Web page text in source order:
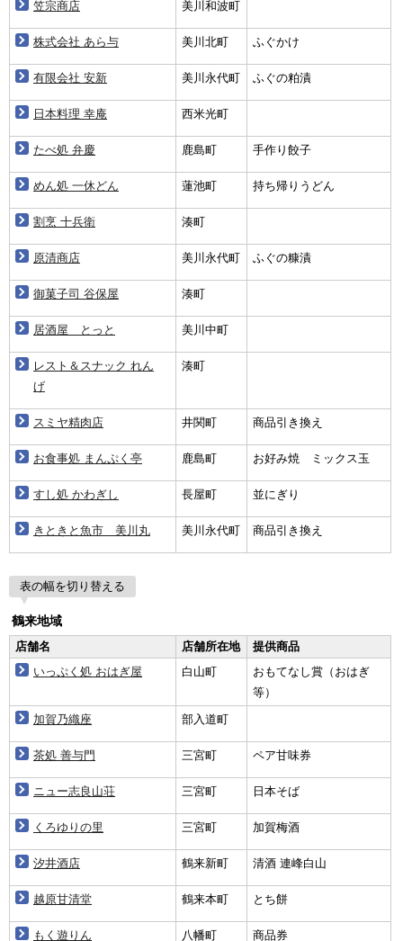
笠宗商店 美川和波町
株式会社 あら与 美川北町 ふぐかけ
有限会社 安新 美川永代町 ふぐの粕漬
日本料理 幸庵 西米光町
たべ処 弁慶 鹿島町 手作り餃子
めん処 一休どん 蓮池町 持ち帰りうどん
割烹 十兵衛 湊町
原清商店 美川永代町 ふぐの糠漬
御菓子司 谷保屋 湊町
居酒屋 とっと 美川中町
レスト＆スナック れん
げ
湊町
スミヤ精肉店 井関町 商品引き換え
お食事処 まんぷく亭 鹿島町 お好み焼 ミックス玉
すし処 かわぎし 長屋町 並にぎり
きときと魚市 美川丸 美川永代町 商品引き換え
表の幅を切り替える
鶴来地域
店舗名
店舗所在地
提供商品
いっぷく処 おはぎ屋
白山町
おもてなし賞（おはぎ
等）
加賀乃織座
部入道町
茶処 善与門 三宮町 ペア甘味券
ニュー志良山荘 三宮町 日本そば
くろゆりの里 三宮町 加賀梅酒
汐井酒店 鶴来新町 清酒 連峰白山
越原甘清堂 鶴来本町 とち餅
もく遊りん 八幡町 商品券